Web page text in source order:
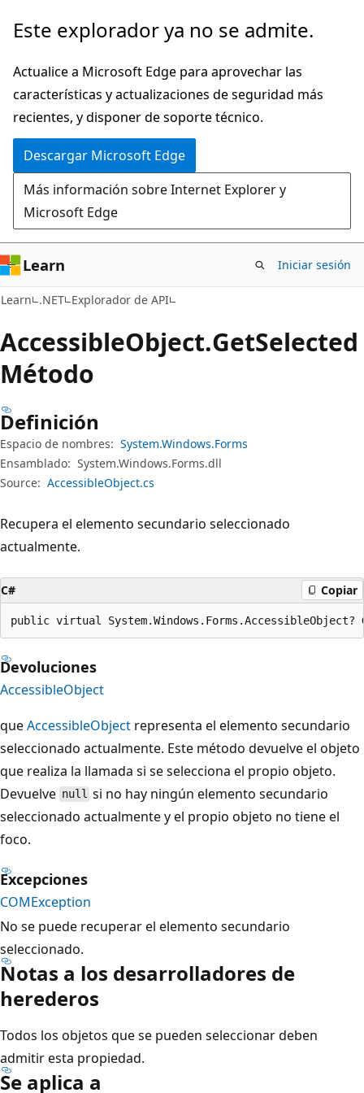
Ir
contenido
principal
Ir
la
navegación
en
la
página
Este explorador ya no se admite.
Actualice a Microsoft Edge para aprovechar las
características y actualizaciones de seguridad más
recientes, y disponer de soporte técnico.
Descargar Microsoft Edge
Más información sobre Internet Explorer y
Microsoft Edge
Learn Iniciar sesión
Learn .NET Explorador de API
AccessibleObject.GetSelected
Método
Definición
Espacio de nombres: System.Windows.Forms
Ensamblado: System.Windows.Forms.dll
Source: AccessibleObject.cs
Recupera el elemento secundario seleccionado
actualmente.
C# Copiar
public virtual System.Windows.Forms.AccessibleObject?
Devoluciones
AccessibleObject
queAccessibleObject representa el elemento secundario
seleccionado actualmente. Este método devuelve el objeto
que realiza la llamada si se selecciona el propio objeto.
Devuelve null si no hay ningún elemento secundario
seleccionado actualmente y el propio objeto no tiene el
foco.
Excepciones
COMException
No se puede recuperar el elemento secundario
seleccionado.
Notas a los desarrolladores de
herederos
Todos los objetos que se pueden seleccionar deben
admitir esta propiedad.
Se aplica a